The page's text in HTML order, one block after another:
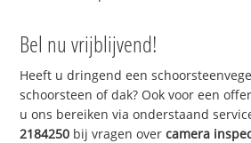
Bel nu vrijblijvend!
Heeft u dringend een
schoorsteen of dak? Ook voor een
u ons bereiken via onderstaand
2184250 bij vragen overcamera